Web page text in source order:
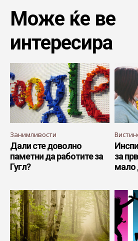
Може ќе ве
интересира
Занимливости
Дали сте доволно
паметни да работите за
Гугл?
за
мало